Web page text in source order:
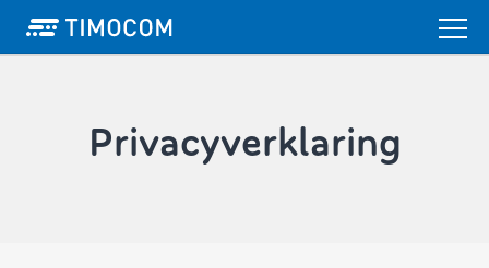
Privacyverklaring